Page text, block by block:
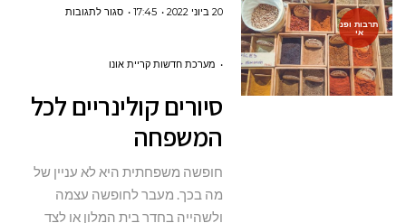
תרבות ופנ
אי
20 ביוני 2022 17:45 סגור לתגובותעל
המשפחה
מערכת חדשות קריית אונו
סיורים קולינריים לכל
המשפחה
חופשה משפחתית היא לא עניין של
מה בכך. מעבר לחופשה עצמה
ולשהייה בחדר בית המלון או לצד